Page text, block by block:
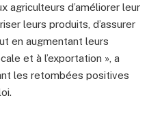
agriculteurs d’améliorer leur
leurs produits, d’assurer
en augmentant leurs
et à l’exportation », a
les retombées positives